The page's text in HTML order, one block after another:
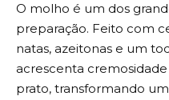
O molho é um dos
preparação. Feito com
natas, azeitonas e um
acrescenta
prato, transformando